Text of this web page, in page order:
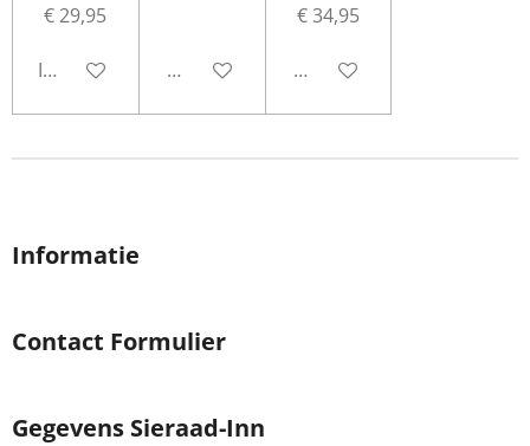
€ 29,95
In winkelwagenHoud mij op de hoogte
€ 34,95
Houd mij op de hoogte
Informatie
Contact Formulier
Gegevens Sieraad-Inn